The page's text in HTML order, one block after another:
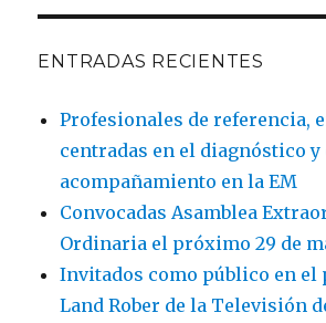
ENTRADAS RECIENTES
Profesionales de referencia,
centradas en el diagnóstico y
acompañamiento en la EM
Convocadas Asamblea
Ordinaria el próximo 29 de
Invitados como público en el
Land Rober de la Televisión